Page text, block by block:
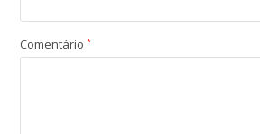
Comentário*